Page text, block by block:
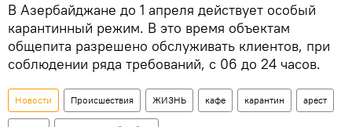
В Азербайджане до 1 апреля действует особый
карантинный режим. В это время объектам
общепита разрешено обслуживать клиентов, при
соблюдении ряда требований, с 06 до 24 часов.
Новости Происшествия ЖИЗНЬ кафе карантин арест